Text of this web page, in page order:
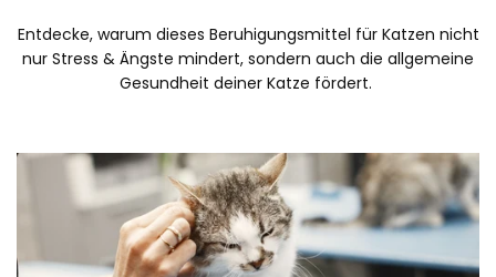
Entdecke, warum dieses Beruhigungsmittel für Katzen nicht
nur Stress & Ängste mindert, sondern auch die allgemeine
Gesundheit deiner Katze fördert.